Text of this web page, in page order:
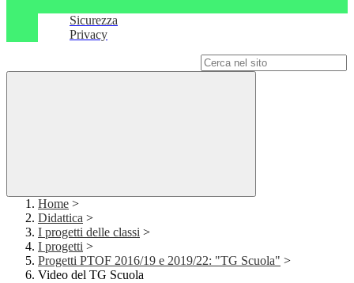
Sicurezza
Privacy
Home >
Didattica >
I progetti delle classi >
I progetti >
Progetti PTOF 2016/19 e 2019/22: "TG Scuola" >
Video del TG Scuola